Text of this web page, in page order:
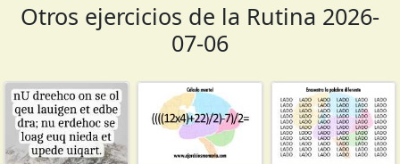
Otros ejercicios de la Rutina 2026-
07-06